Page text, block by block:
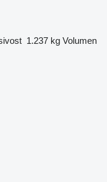
1.237 kg Volumen